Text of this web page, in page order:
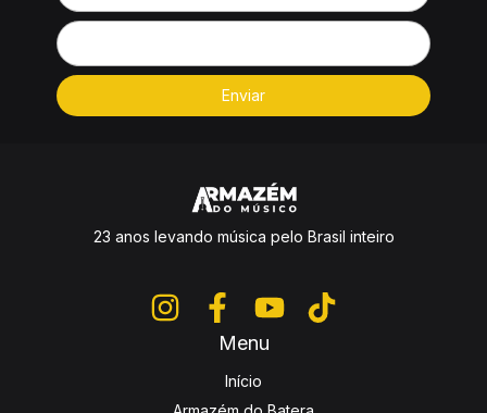
23 anos levando música pelo Brasil inteiro
Menu
Início